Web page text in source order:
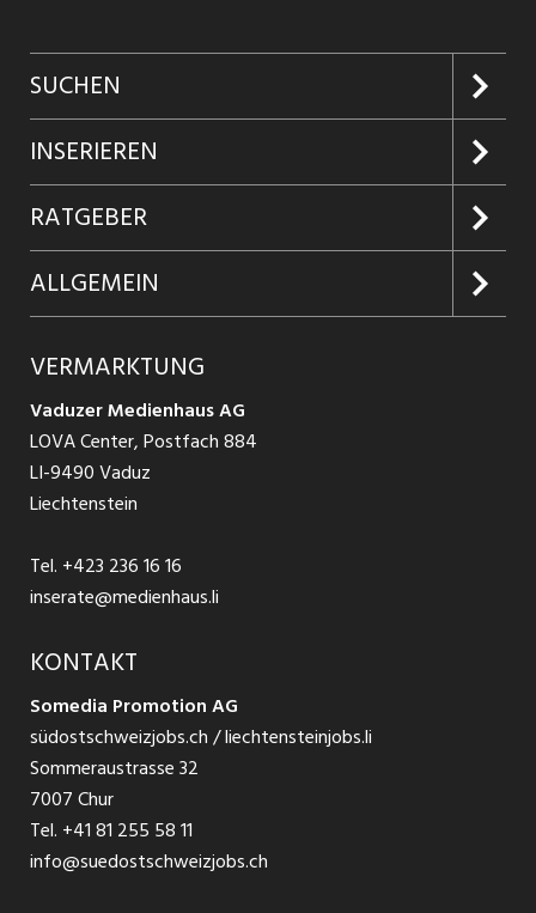
SUCHEN
Jobs suchen
Jobabo
Firmen entdecken
Jobs in Graubünden
Jobs in St. Gallen
Jobs in Glarus
Jobs in der Südostschweiz
Temporär Jobs
Teilzeit Jobs
Praktikum
INSERIEREN
Kundenlogin
Inserieren
Produkte
Schnittstelle
RATGEBER
Glossar
Ratgeber Bewerbung / Rekrutierung
ALLGEMEIN
AGB
Datenschutzbestimmungen
Nutzungsbedingungen
Impressum
VERMARKTUNG
Vaduzer Medienhaus AG
LOVA Center, Postfach 884
LI-9490 Vaduz
Liechtenstein
Tel. +423 236 16 16
inserate@medienhaus.li
KONTAKT
Somedia Promotion AG
südostschweizjobs.ch / liechtensteinjobs.li
Sommeraustrasse 32
7007 Chur
Tel. +41 81 255 58 11
info@suedostschweizjobs.ch